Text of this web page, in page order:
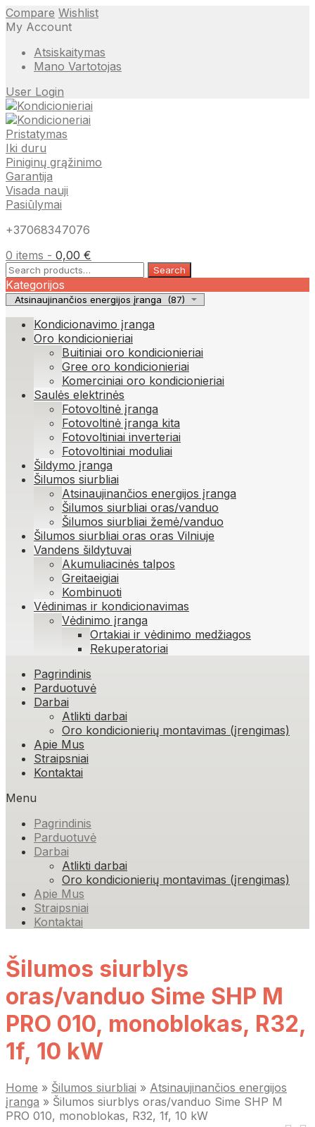
Compare Wishlist
My Account
Atsiskaitymas
Mano Vartotojas
User Login
Pristatymas
Iki duru
Piniginų grąžinimo
Garantija
Visada nauji
Pasiūlymai
+37068347076
0 items - 0,00 €
Search
for:
Search
Kategorijos
Kondicionavimo įranga
Oro kondicionieriai
Buitiniai oro kondicionieriai
Gree oro kondicionieriai
Komerciniai oro kondicionieriai
Saulės elektrinės
Fotovoltinė įranga
Fotovoltinė įranga kita
Fotovoltiniai inverteriai
Fotovoltiniai moduliai
Šildymo įranga
Šilumos siurbliai
Atsinaujinančios energijos įranga
Šilumos siurbliai oras/vanduo
Šilumos siurbliai žemė/vanduo
Šilumos siurbliai oras oras Vilniuje
Vandens šildytuvai
Akumuliacinės talpos
Greitaeigiai
Kombinuoti
Vėdinimas ir kondicionavimas
Vėdinimo įranga
Ortakiai ir vėdinimo medžiagos
Rekuperatoriai
Skip
content
Pagrindinis
Parduotuvė
Darbai
Atlikti darbai
Oro kondicionierių montavimas (įrengimas)
Apie Mus
Straipsniai
Kontaktai
Menu
Pagrindinis
Parduotuvė
Darbai
Atlikti darbai
Oro kondicionierių montavimas (įrengimas)
Apie Mus
Straipsniai
Kontaktai
Šilumos siurblys
oras/vanduo Sime SHP M
PRO 010, monoblokas, R32,
1f, 10 kW
Home » Šilumos siurbliai » Atsinaujinančios energijos
įranga » Šilumos siurblys oras/vanduo Sime SHP M
PRO 010, monoblokas, R32, 1f, 10 kW